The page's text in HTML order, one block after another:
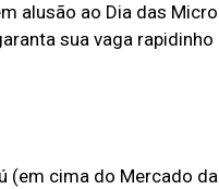
alusão ao Dia das Micro
sua vaga rapidinho
(em cima do Mercado da